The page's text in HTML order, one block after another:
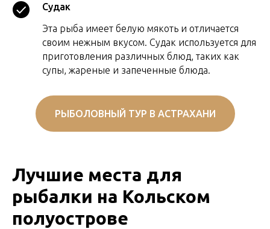
Судак
Эта рыба имеет белую мякоть и отличается
своим нежным вкусом. Судак используется для
приготовления различных блюд, таких как
супы, жареные и запеченные блюда.
РЫБОЛОВНЫЙ ТУР В АСТРАХАНИ
Лучшие места для
рыбалки на Кольском
полуострове